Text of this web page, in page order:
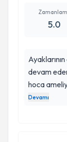
5.0
devam
hoca
alakalı çok
Devamı